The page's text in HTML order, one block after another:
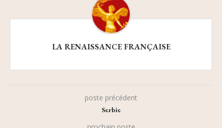
LA RENAISSANCE FRANÇAISE
poste précédent
Serbie